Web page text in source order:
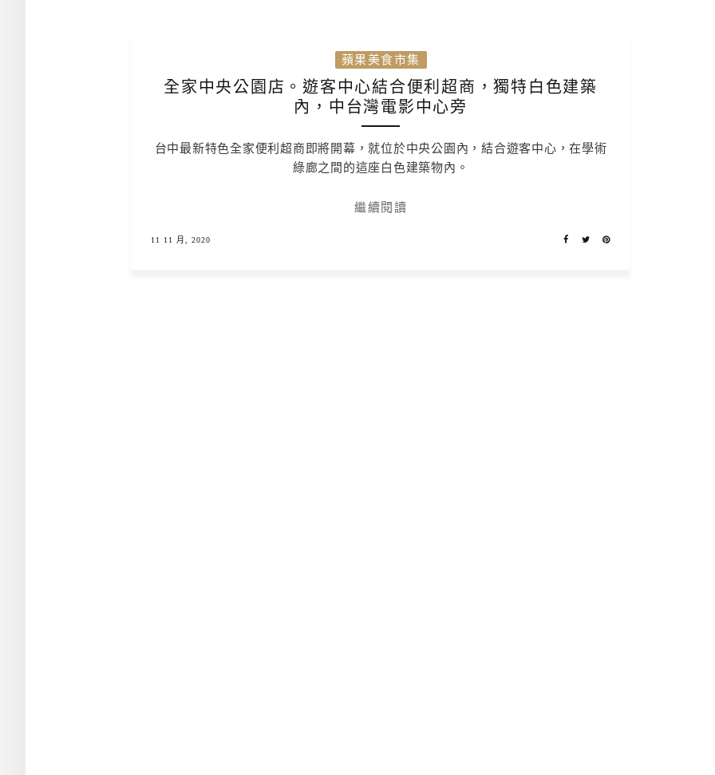
蘋果美食市集
全家中央公園店。遊客中心結合便利超商，獨特白色建築
內，中台灣電影中心旁
台中最新特色全家便利超商即將開幕，就位於中央公園內，結合遊客中心，在學術
綠廊之間的這座白色建築物內。
繼續閱讀
11 11 月, 2020